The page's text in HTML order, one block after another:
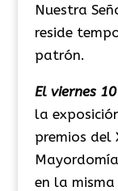
Nuestra
reside
patrón.
El viernes
la
premios del
en la